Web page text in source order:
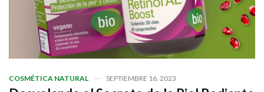
COSMÉTICA NATURAL SEPTIEMBRE 16, 2023